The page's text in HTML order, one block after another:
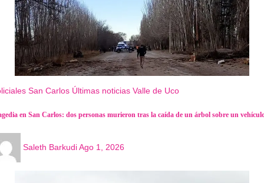
San Carlos Últimas noticias Valle de Uco
en San Carlos: dos personas murieron tras la caída de un árbol sobre un
Saleth BarkudiAgo 1, 2026